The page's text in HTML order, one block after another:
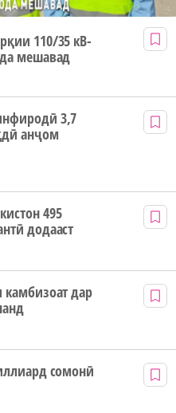
110/35 кВ-
мешавад
3,7
анҷом
495
додааст
дар
сомонӣ